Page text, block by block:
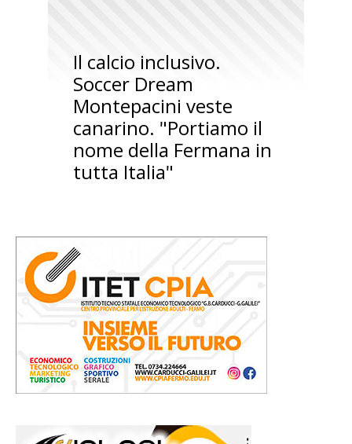
Il calcio inclusivo.
Soccer Dream
Montepacini veste
canarino. "Portiamo il
nome della Fermana in
tutta Italia"